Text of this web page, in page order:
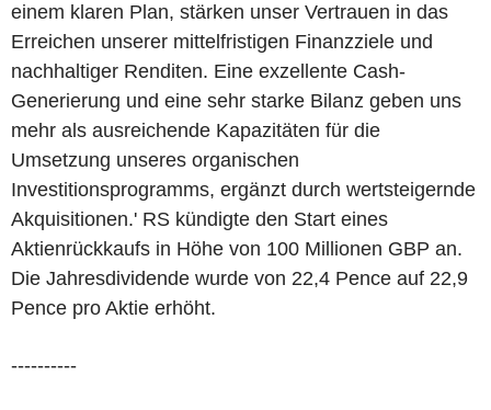
einem klaren Plan, stärken unser Vertrauen in das
Erreichen unserer mittelfristigen Finanzziele und
nachhaltiger Renditen. Eine exzellente Cash-
Generierung und eine sehr starke Bilanz geben uns
mehr als ausreichende Kapazitäten für die
Umsetzung unseres organischen
Investitionsprogramms, ergänzt durch wertsteigernde
Akquisitionen.' RS kündigte den Start eines
Aktienrückkaufs in Höhe von 100 Millionen GBP an.
Die Jahresdividende wurde von 22,4 Pence auf 22,9
Pence pro Aktie erhöht.
----------